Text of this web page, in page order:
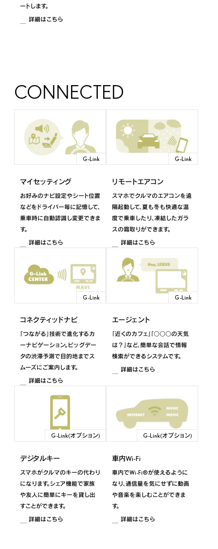
NX
2020年7月～2021年9月
NX450h+
2021年10月～
UX
2024年1月～
UX
2022年7月～2023年12月
UX
UX300e
2024年1月～2025年12月
UX300e
2023年4月～2023年12月
UX300e
2020年10月～2023年3月
LBX
2023年12月～
LBX
2024年8月～ ※MT車
LS
2023年10月～2025年8月 ※Advanced Drive搭
ートします。
詳細はこちら
CONNECTED
G-Link
マイセッティング
お好みのナビ設定やシート位置
などをドライバー毎に記憶して、
乗車時に自動認識し変更できま
す。
詳細はこちら
G-Link
リモートエアコン
スマホでクルマのエアコンを遠
隔起動して、夏も冬も快適な温
度で乗車したり、凍結したガラ
スの霜取りができます。
詳細はこちら
G-Link
コネクティッドナビ
「つながる」技術で進化するカ
ーナビゲーション。ビッグデー
タの渋滞予測で目的地までス
ムーズにご案内します。
詳細はこちら
G-Link
エージェント
「近くのカフェ」「○○○の天気
は？」など、簡単な会話で情報
検索ができるシステムです。
詳細はこちら
G-Link(オプション)
デジタルキー
スマホがクルマのキーの代わり
になります。シェア機能で家族
や友人に簡単にキーを貸し出
すことができます。
詳細はこちら
G-Link(オプション)
車内Wi-Fi
車内でWi-Fi®が使えるように
なり、通信量を気にせずに動画
や音楽を楽しむことができま
す。
詳細はこちら